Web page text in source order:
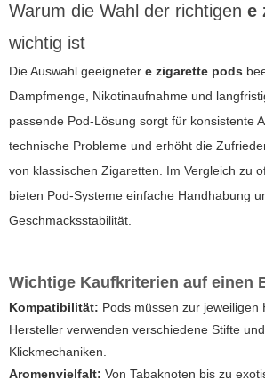
Warum die Wahl der richtigen e
wichtig ist
Die Auswahl geeigneter e zigarette pods
Dampfmenge, Nikotinaufnahme und
passende Pod-Lösung sorgt für konsistente
technische Probleme und erhöht die
von klassischen Zigaretten. Im Vergleich zu
bieten Pod-Systeme einfache Handhabung
Geschmacksstabilität.
Wichtige Kaufkriterien auf einen
Kompatibilität: Pods müssen zur jeweiligen
Hersteller verwenden verschiedene Stifte
Klickmechaniken.
Aromenvielfalt: Von Tabaknoten bis zu